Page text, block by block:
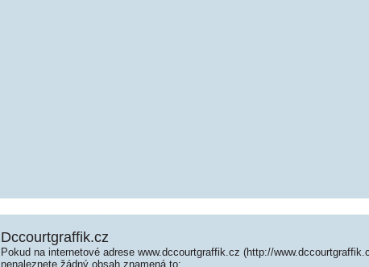
Dccourtgraffik.cz
Pokud na internetové adrese www.dccourtgraffik.cz (http://
nenaleznete žádný obsah znamená to: